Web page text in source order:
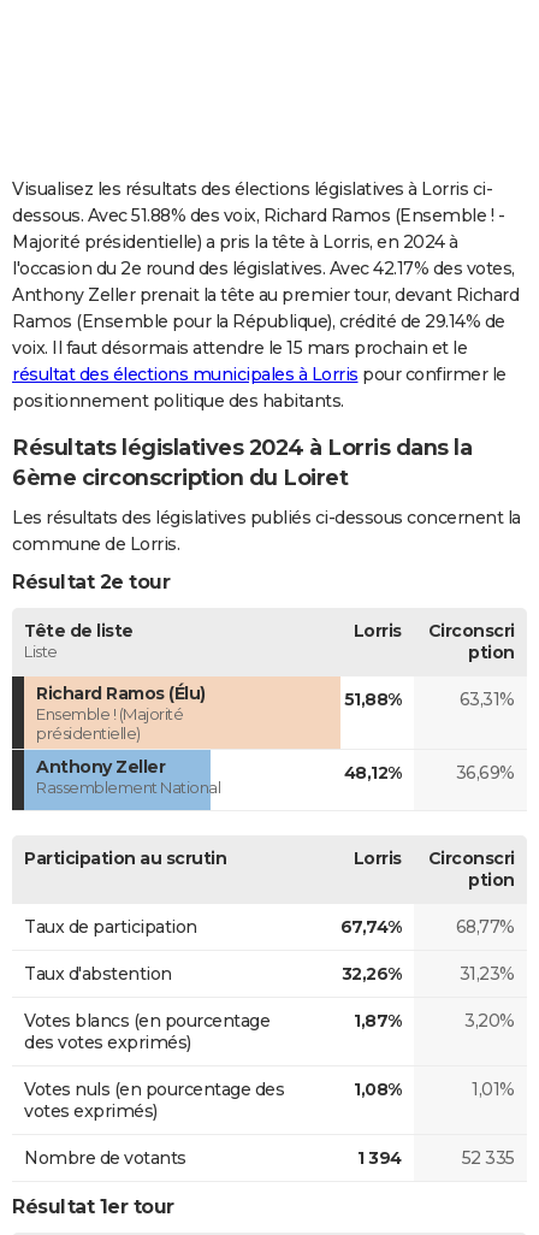
Carte de Noël
Carte Bonne année
Carte Saint-Valentin
Carte Pâques
Carte d'anniversaire
DICTIONNAIRE
Dictionnaire
Biographies
Citations
Expressions
Proverbes
PROGRAMME TV
COPAINS D'AVANT
S'inscrire
Se connecter
Lycées
Collèges
Primaires
Universités
Entreprises
Service militaire
Avis de recherche
AVIS DE DÉCÈS
Visualisez les résultats des élections législatives à Lorris ci-
dessous. Avec 51.88% des voix, Richard Ramos (Ensemble ! -
Majorité présidentielle) a pris la tête à Lorris, en 2024 à
l'occasion du 2e round des législatives. Avec 42.17% des votes,
Anthony Zeller prenait la tête au premier tour, devant Richard
Ramos (Ensemble pour la République), crédité de 29.14% de
voix. Il faut désormais attendre le 15 mars prochain et le
résultat des élections municipales à Lorris pour confirmer le
positionnement politique des habitants.
Résultats législatives 2024 à Lorris dans la
6ème circonscription du Loiret
Les résultats des législatives publiés ci-dessous concernent la
commune de Lorris.
Résultat 2e tour
Tête de liste
Liste
Lorris
Circonscri
ption
Richard Ramos (Élu)
Ensemble ! (Majorité
présidentielle)
51,88% 63,31%
Anthony Zeller
Rassemblement National
48,12% 36,69%
Participation au scrutin Lorris
Circonscri
ption
Taux de participation 67,74% 68,77%
Taux d'abstention 32,26% 31,23%
Votes blancs (en pourcentage
des votes exprimés)
1,87% 3,20%
Votes nuls (en pourcentage des
votes exprimés)
1,08% 1,01%
Nombre de votants 1 394 52 335
Résultat 1er tour